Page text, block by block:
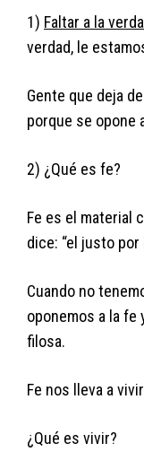
1) Faltar a la
verdad, le
Gente que deja
porque se opone
2) ¿Qué es fe?
Fe es el material
dice: “el justo por
Cuando no
oponemos a la fe
filosa.
Fe nos lleva a
¿Qué es vivir?